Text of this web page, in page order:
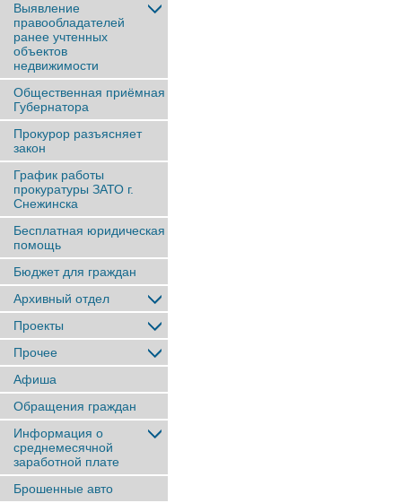
Выявление
правообладателей
ранее учтенныx
объектов
недвижимости
Общественная приёмная
Губернатора
Прокурор разъясняет
закон
График работы
прокуратуры ЗАТО г.
Снежинска
Бесплатная юридическая
помощь
Бюджет для граждан
Архивный отдел
Проекты
Прочее
Афиша
Обращения граждан
Информация о
среднемесячной
заработной плате
Брошенные авто